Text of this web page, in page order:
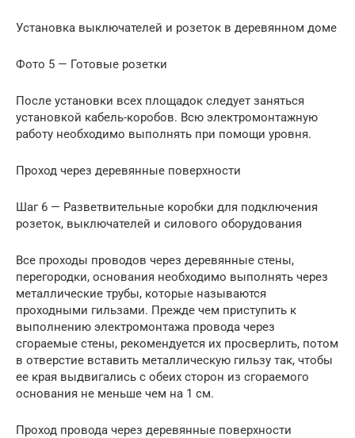
Установка выключателей и розеток в деревянном доме
Фото 5 — Готовые розетки
После установки всех площадок следует заняться
установкой кабель-коробов. Всю электромонтажную
работу необходимо выполнять при помощи уровня.
Проход через деревянные поверхности
Шаг 6 — Разветвительные коробки для подключения
розеток, выключателей и силового оборудования
Все проходы проводов через деревянные стены,
перегородки, основания необходимо выполнять через
металлические трубы, которые называются
проходными гильзами. Прежде чем приступить к
выполнению электромонтажа провода через
сгораемые стены, рекомендуется их просверлить, потом
в отверстие вставить металлическую гильзу так, чтобы
ее края выдвигались с обеих сторон из сгораемого
основания не меньше чем на 1 см.
Проход провода через деревянные поверхности